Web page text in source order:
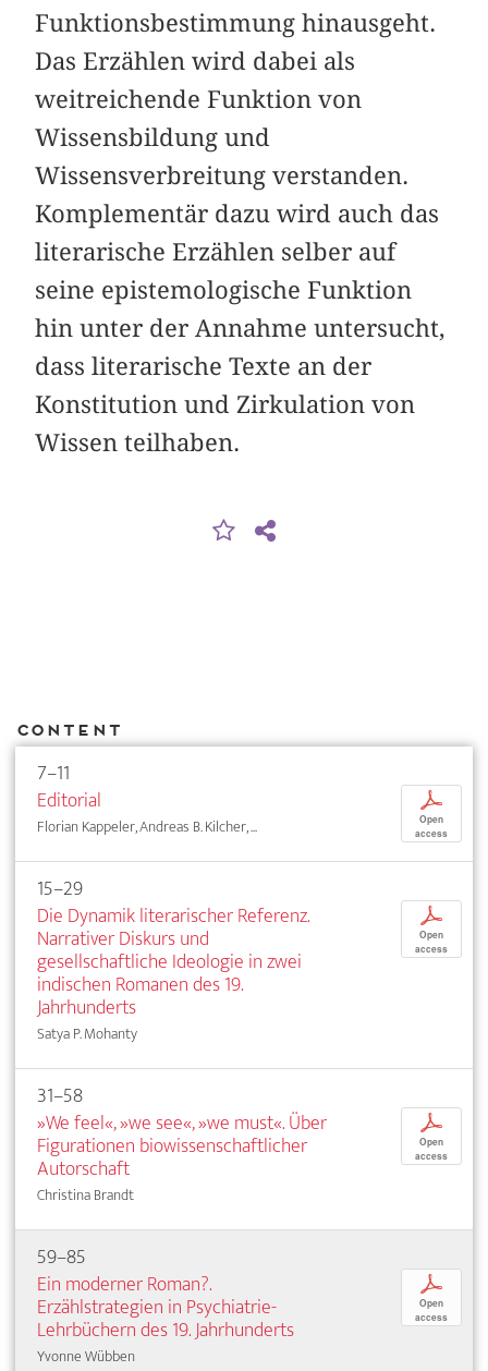
Funktionsbestimmung hinausgeht.
Das Erzählen wird dabei als
weitreichende Funktion von
Wissensbildung und
Wissensverbreitung verstanden.
Komplementär dazu wird auch das
literarische Erzählen selber auf
seine epistemologische Funktion
hin unter der Annahme untersucht,
dass literarische Texte an der
Konstitution und Zirkulation von
Wissen teilhaben.
Content
7–11
Editorial
Florian Kappeler, Andreas B. Kilcher, ...
p
Open
access
15–29
Die Dynamik literarischer Referenz.
Narrativer Diskurs und
gesellschaftliche Ideologie in zwei
indischen Romanen des 19.
Jahrhunderts
Satya P. Mohanty
p
Open
access
31–58
»We feel«, »we see«, »we must«. Über
Figurationen biowissenschaftlicher
Autorschaft
Christina Brandt
p
Open
access
59–85
Ein moderner Roman?.
Erzählstrategien in Psychiatrie-
Lehrbüchern des 19. Jahrhunderts
Yvonne Wübben
p
Open
access